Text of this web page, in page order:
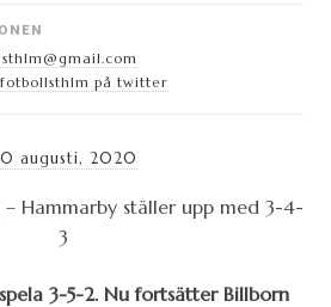
på twitter
augusti, 2020
3-5-2. Nu fortsätter Billborn